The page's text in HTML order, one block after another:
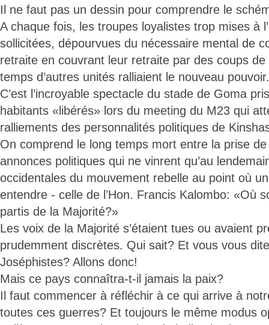
Il ne faut pas un dessin pour comprendre le
A chaque fois, les troupes loyalistes trop mises à
sollicitées, dépourvues du nécessaire mental de
retraite en couvrant leur retraite par des coups
temps d’autres unités ralliaient le nouveau pouvoir.
C’est l’incroyable spectacle du stade de Goma
habitants «libérés» lors du meeting du M23 qui
ralliements des personnalités politiques de
On comprend le long temps mort entre la prise
annonces politiques qui ne vinrent qu’au
occidentales du mouvement rebelle au point où
entendre - celle de l’Hon. Francis Kalombo: «Où
partis de la Majorité?»
Les voix de la Majorité s’étaient tues ou avaient
prudemment discrètes. Qui sait? Et vous vous
Joséphistes? Allons donc!
Mais ce pays connaîtra-t-il jamais la paix?
Il faut commencer à réfléchir à ce qui arrive à
toutes ces guerres? Et toujours le même modus